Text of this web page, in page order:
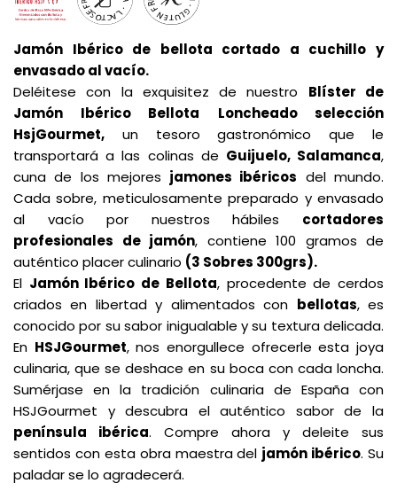
Jamón Ibérico de bellota cortado a cuchillo y
envasado al vacío.
Deléitese con la exquisitez de nuestro Blíster de
Jamón Ibérico Bellota
Loncheado selección
HsjGourmet, un tesoro gastronómico que le
transportará a las colinas de Guijuelo, Salamanca,
cuna de los mejores jamones ibéricos del mundo.
Cada sobre, meticulosamente preparado y envasado
al vacío por nuestros hábiles cortadores
profesionales de jamón, contiene 100 gramos de
auténtico placer culinario (3 Sobres 300grs).
El Jamón Ibérico de Bellota, procedente de cerdos
criados en libertad y alimentados con bellotas, es
conocido por su sabor inigualable y su textura delicada.
En HSJGourmet, nos enorgullece ofrecerle esta joya
culinaria, que se deshace en su boca con cada loncha.
Sumérjase en la tradición culinaria de España con
HSJGourmet y descubra el auténtico sabor de la
península ibérica. Compre ahora y deleite sus
sentidos con esta obra maestra del jamón ibérico. Su
paladar se lo agradecerá.